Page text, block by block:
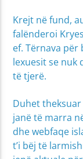
Krejt në fund,
falënderoi
ef. Tërnava
lexuesit se nuk
të tjerë.
Duhet
janë të marra
dhe webfaqe
t’i bëj të